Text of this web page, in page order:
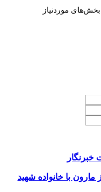
بخش‌های موردنیاز
با خانواده شهید